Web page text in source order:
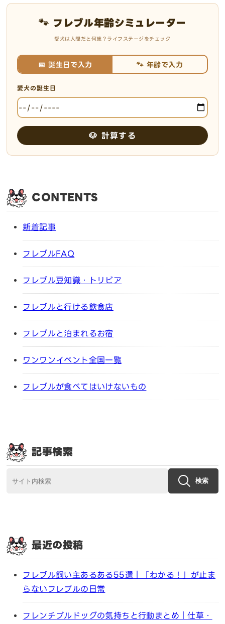
🐾 フレブル年齢シミュレーター
愛犬は人間だと何歳？ライフステージをチェック
📅 誕生日で入力 🐾 年齢で入力
愛犬の誕生日
🐶 計算する
CONTENTS
新着記事
フレブルFAQ
フレブル豆知識・トリビア
フレブルと行ける飲食店
フレブルと泊まれるお宿
ワンワンイベント全国一覧
フレブルが食べてはいけないもの
記事検索
検索
最近の投稿
フレブル飼い主あるある55選｜「わかる！」が止ま
らないフレブルの日常
フレンチブルドッグの気持ちと行動まとめ｜仕草・